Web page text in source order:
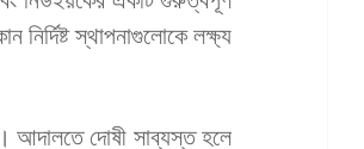
স্থাপনাগুলোকে লক্ষ্য
আদালতে দোষী সাব্যস্ত হলে